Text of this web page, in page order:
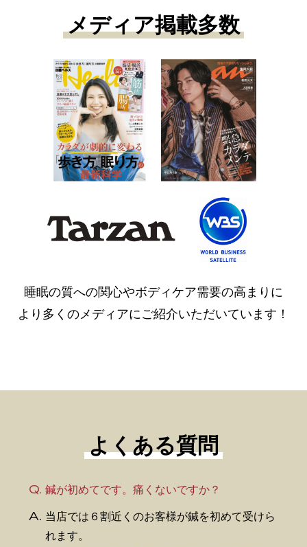
メディア掲載多数
睡眠の質への関心やボディケア需要の高まりに
より多くのメディアにご紹介いただいています！
よくある質問
Q. 鍼が初めてです。痛くないですか？
A. 当店では６割近くのお客様が鍼を初めて受けら
れます。